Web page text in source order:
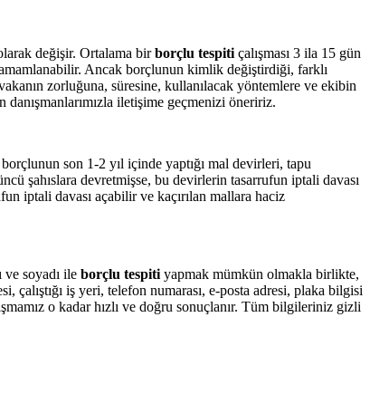
değişir. Ortalama birborçlu tespiti çalışması 3 ila 15 gün
Ancak borçlunun kimlik değiştirdiği, farklı
zorluğuna, süresine, kullanılacak yöntemlere ve ekibin
iletişime geçmenizi öneririz.
borçlunun son 1-2 yıl içinde yaptığı mal devirleri, tapu
şahıslara devretmişse, bu devirlerin tasarrufun iptali davası
iptali davası açabilir ve kaçırılan mallara haciz
ve soyadı ile borçlu tespiti yapmak mümkün olmakla birlikte,
çalıştığı iş yeri, telefon numarası, e-posta adresi, plaka bilgisi
o kadar hızlı ve doğru sonuçlanır. Tüm bilgileriniz gizli